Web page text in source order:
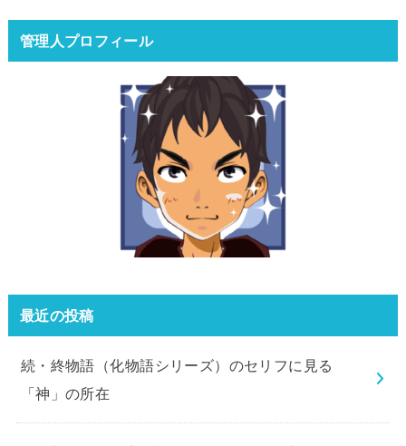
管理人プロフィール
最近の投稿
続・終物語（化物語シリーズ）のセリフに見る
「神」の所在